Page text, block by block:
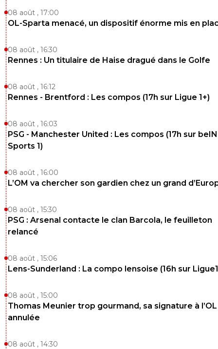
08 août , 17:00
OL-Sparta menacé, un dispositif énorme mis en
08 août , 16:30
Rennes : Un titulaire de Haise dragué dans le Golfe
08 août , 16:12
Rennes - Brentford : Les compos (17h sur Ligue 1+)
08 août , 16:03
PSG - Manchester United : Les compos (17h sur beIN
Sports 1)
08 août , 16:00
L’OM va chercher son gardien chez un grand
08 août , 15:30
PSG : Arsenal contacte le clan Barcola, le feuilleton
relancé
08 août , 15:06
Lens-Sunderland : La compo lensoise (16h sur
08 août , 15:00
Thomas Meunier trop gourmand, sa signature à l’OL
annulée
08 août , 14:30